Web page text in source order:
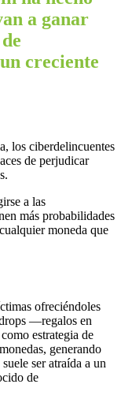
a ganar
creciente
los ciberdelincuentes
de perjudicar
a las
más probabilidades
moneda que
ofreciéndoles
—regalos en
estrategia de
generando
ser atraída a un
de